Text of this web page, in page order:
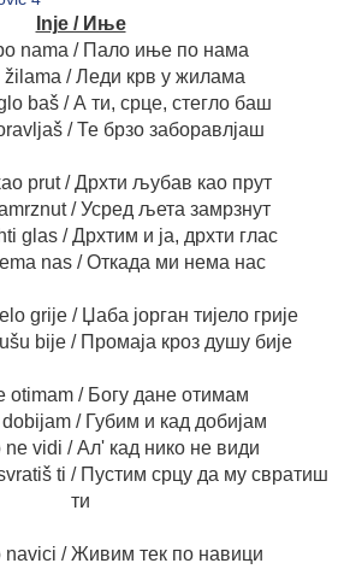
Inje / Иње
nama / Пало иње по нама
žilama / Леди крв у жилама
baš / А ти, срце, стегло баш
/ Те брзо заборавлјаш
prut / Дрхти љубав као прут
/ Усред љета замрзнут
glas / Дрхтим и ја, дрхти глас
nas / Откада ми нема нас
grije / Џаба јорган тијело грије
bije / Промаја кроз душу бије
otimam / Богу дане отимам
/ Губим и кад добијам
vidi / Ал' кад нико не види
ti / Пустим срцу да му свратиш
ти
navici / Живим тек по навици